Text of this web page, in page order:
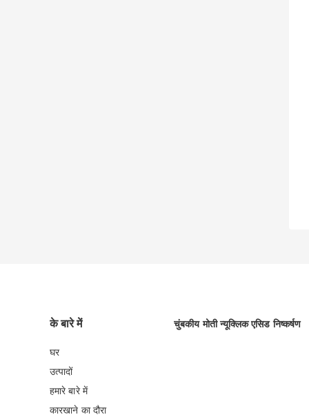
के बारे में
घर
उत्पादों
हमारे बारे में
कारखाने का दौरा
चुंबकीय मोती न्यूक्लिक एसिड निष्कर्षण